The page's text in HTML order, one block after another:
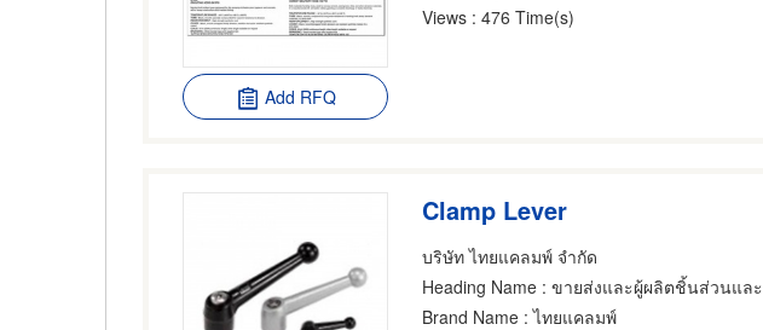
Add RFQ
Views : 476 Time(s)
Clamp Lever
บริษัท ไทยแคลมพ์ จำกัด
Heading Name : ขายส่งและผู้ผลิตชิ้นส่วนและอะไหล่เครื่องจักรกล
Brand Name : ไทยแคลมพ์